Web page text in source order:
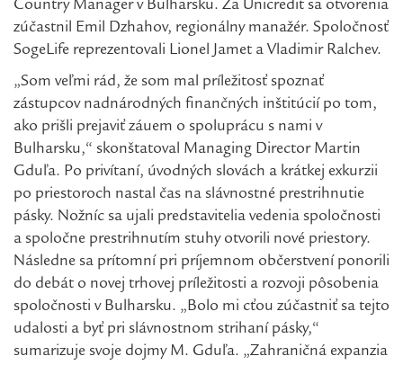
Country Manager v Bulharsku. Za Unicredit sa otvorenia
zúčastnil Emil Dzhahov, regionálny manažér. Spoločnosť
SogeLife reprezentovali Lionel Jamet a Vladimir Ralchev.
„Som veľmi rád, že som mal príležitosť spoznať
zástupcov nadnárodných finančných inštitúcií po tom,
ako prišli prejaviť záuem o spoluprácu s nami v
Bulharsku,“ skonštatoval Managing Director Martin
Gduľa. Po privítaní, úvodných slovách a krátkej exkurzii
po priestoroch nastal čas na slávnostné prestrihnutie
pásky. Nožníc sa ujali predstavitelia vedenia spoločnosti
a spoločne prestrihnutím stuhy otvorili nové priestory.
Následne sa prítomní pri príjemnom občerstvení ponorili
do debát o novej trhovej príležitosti a rozvoji pôsobenia
spoločnosti v Bulharsku. „Bolo mi cťou zúčastniť sa tejto
udalosti a byť pri slávnostnom strihaní pásky,“
sumarizuje svoje dojmy M. Gduľa. „Zahraničná expanzia